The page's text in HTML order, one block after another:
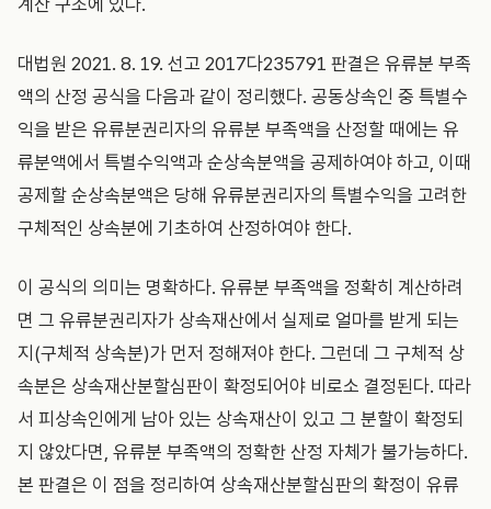
계산 구조에 있다.
대법원 2021. 8. 19. 선고 2017다235791 판결은 유류분 부족
액의 산정 공식을 다음과 같이 정리했다. 공동상속인 중 특별수
익을 받은 유류분권리자의 유류분 부족액을 산정할 때에는 유
류분액에서 특별수익액과 순상속분액을 공제하여야 하고, 이때
공제할 순상속분액은 당해 유류분권리자의 특별수익을 고려한
구체적인 상속분에 기초하여 산정하여야 한다.
이 공식의 의미는 명확하다. 유류분 부족액을 정확히 계산하려
면 그 유류분권리자가 상속재산에서 실제로 얼마를 받게 되는
지(구체적 상속분)가 먼저 정해져야 한다. 그런데 그 구체적 상
속분은 상속재산분할심판이 확정되어야 비로소 결정된다. 따라
서 피상속인에게 남아 있는 상속재산이 있고 그 분할이 확정되
지 않았다면, 유류분 부족액의 정확한 산정 자체가 불가능하다.
본 판결은 이 점을 정리하여 상속재산분할심판의 확정이 유류